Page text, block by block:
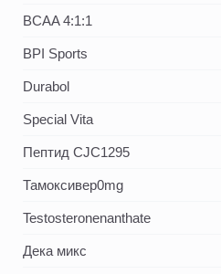
BCAA 4:1:1
BPI Sports
Durabol
Special Vita
Пептид CJC1295
Тамоксивер0mg
Testosteronenanthate
Дека микс